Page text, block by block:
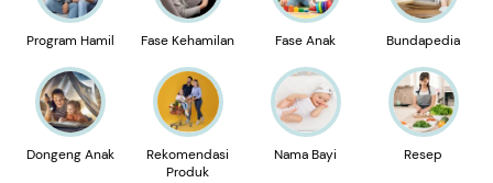
Program Hamil Fase Kehamilan Fase Anak Bundapedia
Dongeng Anak
Rekomendasi
Produk
Nama Bayi Resep